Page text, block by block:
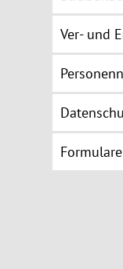
Ver- und
Formulare